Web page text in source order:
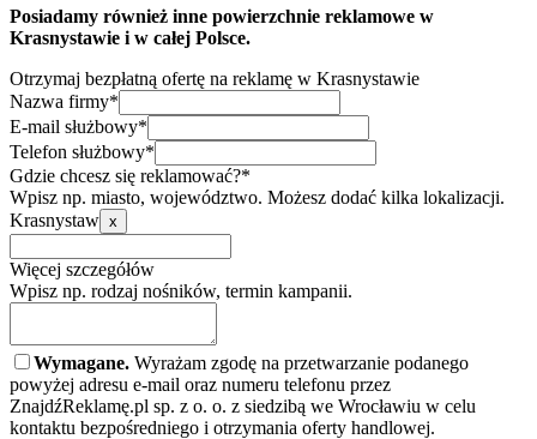
Posiadamy również inne powierzchnie reklamowe w
Krasnystawie i w całej Polsce.
Otrzymaj bezpłatną ofertę na reklamę w Krasnystawie
Nazwa firmy*
E-mail służbowy*
Telefon służbowy*
Gdzie chcesz się reklamować?*
Wpisz np. miasto, województwo. Możesz dodać kilka lokalizacji.
Krasnystaw x
Więcej szczegółów
Wpisz np. rodzaj nośników, termin kampanii.
Wymagane. Wyrażam zgodę na przetwarzanie podanego
powyżej adresu e-mail oraz numeru telefonu przez
ZnajdźReklamę.pl sp. z o. o. z siedzibą we Wrocławiu w celu
kontaktu bezpośredniego i otrzymania oferty handlowej.